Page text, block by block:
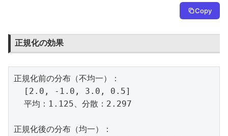
Copy
正規化の効果
正規化前の分布（不均一）：
  [2.0, -1.0, 3.0, 0.5]
  平均：1.125、分散：2.297
正規化後の分布（均一）：